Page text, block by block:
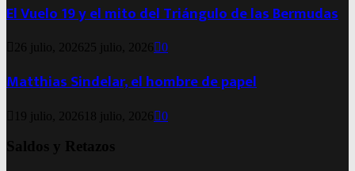
El Vuelo 19 y el mito del Triángulo de las Bermudas
26 julio, 2026 25 julio, 2026 0
Matthias Sindelar, el hombre de papel
19 julio, 2026 18 julio, 2026 0
Saldos y Retazos